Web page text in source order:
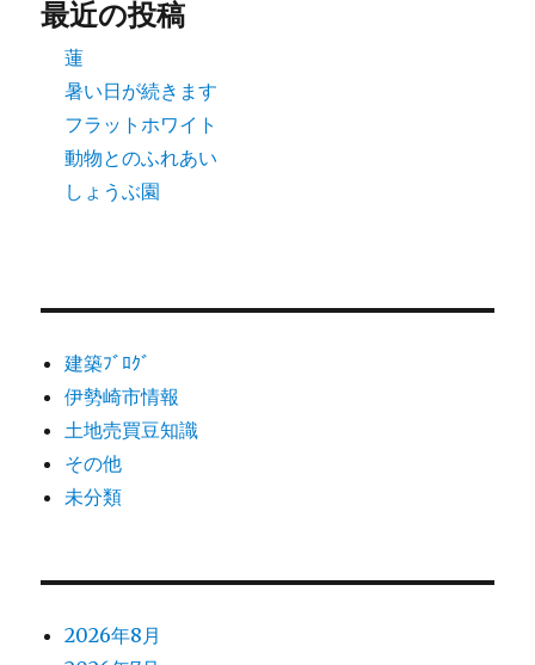
最近の投稿
蓮
暑い日が続きます
フラットホワイト
動物とのふれあい
しょうぶ園
建築ﾌﾞﾛｸﾞ
伊勢崎市情報
土地売買豆知識
その他
未分類
2026年8月